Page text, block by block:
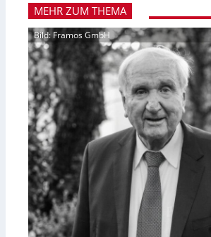
MEHR ZUM THEMA
Bild: Framos GmbH